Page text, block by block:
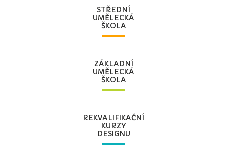
STŘEDNÍ
UMĚLECKÁ
ŠKOLA
ZÁKLADNÍ
UMĚLECKÁ
ŠKOLA
REKVALIFIKAČNÍ
KURZY
DESIGNU